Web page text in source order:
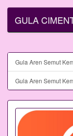
GULA
Gula Aren Semut
Gula Aren Semut